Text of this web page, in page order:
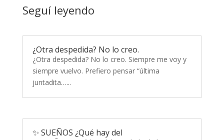
Seguí leyendo
¿Otra despedida? No lo creo.
¿Otra despedida? No lo creo. Siempre me voy y
siempre vuelvo. Prefiero pensar “última
juntadita…...
✨ SUEÑOS ¿Qué hay del